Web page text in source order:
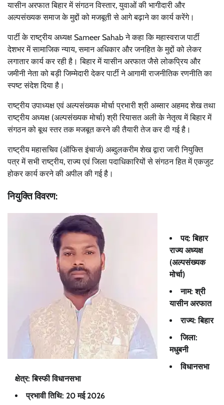
यासीन अरफात बिहार में संगठन विस्तार, युवाओं की भागीदारी और
अल्पसंख्यक समाज के मुद्दों को मजबूती से आगे बढ़ाने का कार्य करेंगे।
पार्टी के राष्ट्रीय अध्यक्ष Sameer Sahab ने कहा कि महास्वराज पार्टी
देशभर में सामाजिक न्याय, समान अधिकार और जनहित के मुद्दों को लेकर
लगातार कार्य कर रही है। बिहार में यासीन अरफात जैसे लोकप्रिय और
जमीनी नेता को बड़ी जिम्मेदारी देकर पार्टी ने आगामी राजनीतिक रणनीति का
स्पष्ट संदेश दिया है।
राष्ट्रीय उपाध्यक्ष एवं अल्पसंख्यक मोर्चा प्रभारी श्री अब्सार अहमद शेख तथा
राष्ट्रीय अध्यक्ष (अल्पसंख्यक मोर्चा) श्री रियासत अली के नेतृत्व में बिहार में
संगठन को बूथ स्तर तक मजबूत करने की तैयारी तेज कर दी गई है।
राष्ट्रीय महासचिव (ऑफिस इंचार्ज) अब्दुलकरीम शेख द्वारा जारी नियुक्ति
पत्र में सभी राष्ट्रीय, राज्य एवं जिला पदाधिकारियों से संगठन हित में एकजुट
होकर कार्य करने की अपील की गई है।
नियुक्ति विवरण:
पद: बिहार
राज्य अध्यक्ष
(अल्पसंख्यक
मोर्चा)
नाम: श्री
यासीन अरफात
राज्य: बिहार
जिला:
मधुबनी
विधानसभा
क्षेत्र: बिस्फी विधानसभा
प्रभावी तिथि: 20 मई 2026